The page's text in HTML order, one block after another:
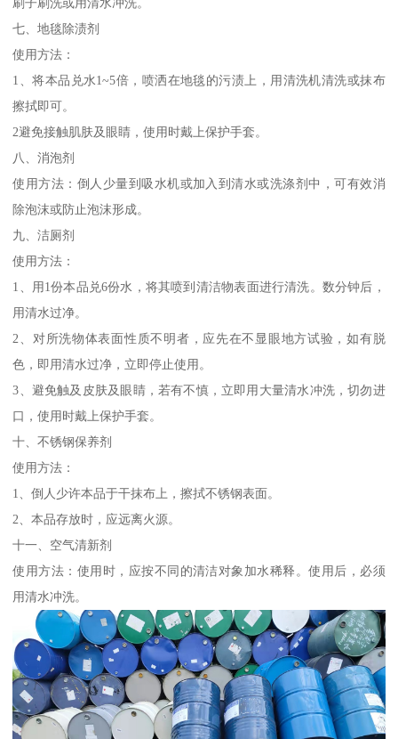
七、地毯除渍剂
使用方法：
1、将本品兑水1~5倍，喷洒在地毯的污渍上，用清洗机清洗或抹布
擦拭即可。
2避免接触肌肤及眼睛，使用时戴上保护手套。
八、消泡剂
使用方法：倒人少量到吸水机或加入到清水或洗涤剂中，可有效消
除泡沫或防止泡沫形成。
九、洁厕剂
使用方法：
1、用1份本品兑6份水，将其喷到清洁物表面进行清洗。数分钟后，
用清水过净。
2、对所洗物体表面性质不明者，应先在不显眼地方试验，如有脱
色，即用清水过净，立即停止使用。
3、避免触及皮肤及眼睛，若有不慎，立即用大量清水冲洗，切勿进
口，使用时戴上保护手套。
十、不锈钢保养剂
使用方法：
1、倒人少许本品于干抹布上，擦拭不锈钢表面。
2、本品存放时，应远离火源。
十一、空气清新剂
使用方法：使用时，应按不同的清洁对象加水稀释。使用后，必须
用清水冲洗。